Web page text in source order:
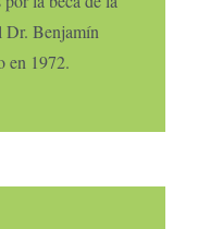
Dr. Benjamín
en 1972.